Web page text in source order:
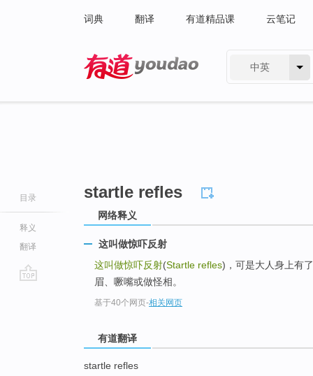
词典 翻译 有道精品课 云笔记
中英
目录
释义
翻译
startle refles
网络释义
这叫做惊吓反射
这叫做惊吓反射(Startle refles)，可是大人身上有
眉、噘嘴或做怪相。
基于40个网页-相关网页
有道翻译
startle refles